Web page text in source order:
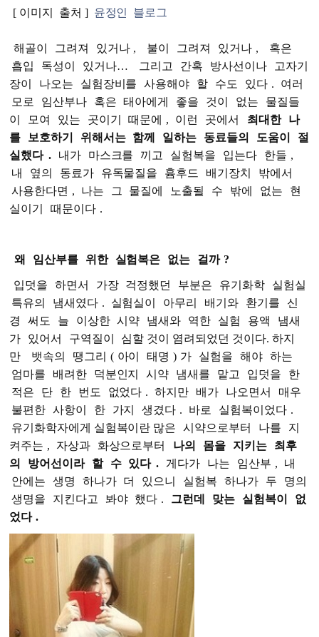
[ 이미지 출처 ] 윤정인 블로그
해골이 그려져 있거나 , 불이 그려져 있거나 ,
혹은
흡입
독성이 있거나… 그리고 간혹 방사선이나
고자기
장이
나오는 실험장비를 사용해야 할 수도 있다 .
여러
모로
임산부나 혹은 태아에게 좋을 것이 없는
물질들
이
모여 있는 곳이기 때문에 , 이런 곳에서 최대한
나
를
보호하기 위해서는 함께 일하는 동료들의 도움이
절
실했다 . 내가 마스크를 끼고 실험복을 입는다 한들 ,
내
옆의 동료가 유독물질을 흄후드 배기장치
밖에서
사용한다면 , 나는 그 물질에 노출될 수 밖에 없는
현
실이기
때문이다 .
왜 임산부를 위한 실험복은 없는 걸까 ?
입덧을 하면서 가장 걱정했던 부분은 유기화학
실험실
특유의
냄새였다 . 실험실이 아무리 배기와 환기를
신
경
써도 늘 이상한 시약 냄새와 역한 실험 용액
냄새
가
있어서 구역질이
심할 것이 염려되었던 것이다. 하지
만
뱃속의 땡그리 ( 아이 태명 ) 가 실험을 해야 하는
엄마를
배려한 덕분인지 시약 냄새를 맡고 입덧을
한
적은
단 한 번도 없었다 . 하지만 배가 나오면서
매우
불편한 사항이 한 가지 생겼다 . 바로 실험복이었다 .
유기화학자에게 실험복이란 많은
시약으로부터 나를
지
켜주는 , 자상과 화상으로부터 나의 몸을 지키는
최후
의
방어선이라 할 수 있다 . 게다가 나는 임산부 ,
내
안에는
생명 하나가 더 있으니 실험복 하나가 두
명의
생명을
지킨다고 봐야 했다 . 그런데 맞는 실험복이
없
었다 .